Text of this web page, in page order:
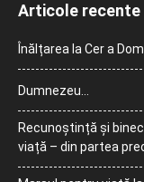
Articole recente
Înălțarea la Cer a
Dumnezeu…
Recunoștință și
viață – din partea